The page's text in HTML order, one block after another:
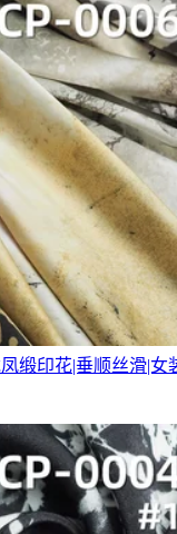
缎印花|垂顺丝滑|女